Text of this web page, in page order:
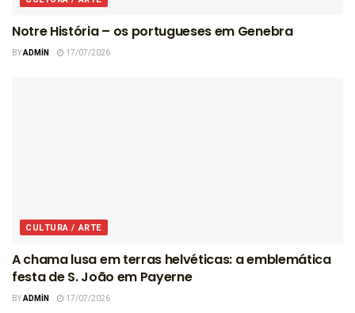
Notre História – os portugueses em Genebra
BYADMIN 17/07/2026
CULTURA / ARTE
A chama lusa em terras helvéticas: a emblemática
festa de S. João em Payerne
BYADMIN 17/07/2026